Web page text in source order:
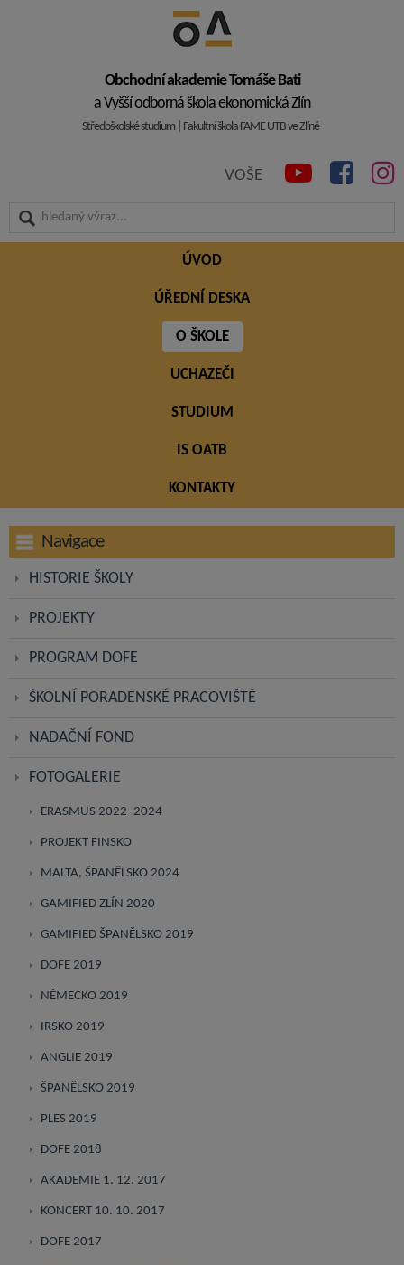
Obchodní akademie Tomáše Bati
a Vyšší odborná škola ekonomická Zlín
Středoškolské studium | Fakultní škola FAME UTB ve Zlíně
VOŠE
ÚVOD
ÚŘEDNÍ DESKA
O ŠKOLE
UCHAZEČI
STUDIUM
IS OATB
KONTAKTY
Navigace
HISTORIE ŠKOLY
PROJEKTY
PROGRAM DOFE
ŠKOLNÍ PORADENSKÉ PRACOVIŠTĚ
NADAČNÍ FOND
FOTOGALERIE
ERASMUS 2022–2024
PROJEKT FINSKO
MALTA, ŠPANĚLSKO 2024
GAMIFIED ZLÍN 2020
GAMIFIED ŠPANĚLSKO 2019
DOFE 2019
NĚMECKO 2019
IRSKO 2019
ANGLIE 2019
ŠPANĚLSKO 2019
PLES 2019
DOFE 2018
AKADEMIE 1. 12. 2017
KONCERT 10. 10. 2017
DOFE 2017